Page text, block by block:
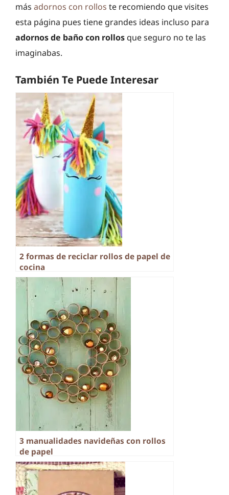
más adornos con rollos te recomiendo que visites
esta página pues tiene grandes ideas incluso para
adornos de baño con rollos que seguro no te las
imaginabas.
También Te Puede Interesar
2 formas de reciclar rollos de papel de
cocina
3 manualidades navideñas con rollos
de papel